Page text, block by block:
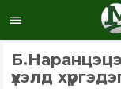
үхэлд